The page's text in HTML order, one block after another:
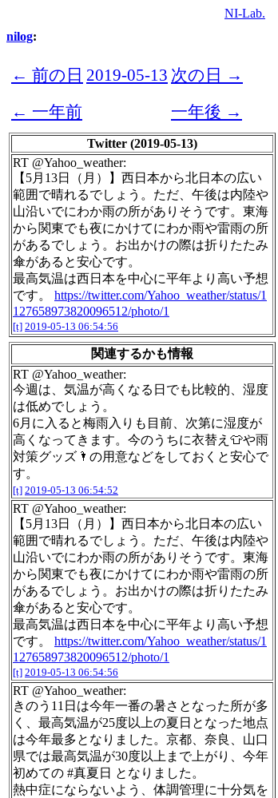
NI-Lab.
nilog:
← 前の日 2019-05-13 次の日 →
← 一年前
一年後 →
Twitter (2019-05-13)
RT @Yahoo_weather:
【5月13日（月）】西日本から北日本の広い
範囲で晴れるでしょう。ただ、午後は内陸や
山沿いでにわか雨の所がありそうです。東海
から関東でも夜にかけてにわか雨や雷雨の所
があるでしょう。お出かけの際は折りたたみ
傘があると安心です。
最高気温は西日本を中心に平年より高い予想
です。 https://twitter.com/Yahoo_weather/status/1
127658973820096512/photo/1
[t] 2019-05-13 06:54:56
関連するかも情報
RT @Yahoo_weather:
今週は、気温が高くなる日でも比較的、湿度
は低めでしょう。
6月に入ると梅雨入りも目前、次第に湿度が
高くなってきます。今のうちに衣替え👕や雨
対策グッズ🌂の用意などをしておくと安心で
す。
[t] 2019-05-13 06:54:52
RT @Yahoo_weather:
【5月13日（月）】西日本から北日本の広い
範囲で晴れるでしょう。ただ、午後は内陸や
山沿いでにわか雨の所がありそうです。東海
から関東でも夜にかけてにわか雨や雷雨の所
があるでしょう。お出かけの際は折りたたみ
傘があると安心です。
最高気温は西日本を中心に平年より高い予想
です。 https://twitter.com/Yahoo_weather/status/1
127658973820096512/photo/1
[t] 2019-05-13 06:54:56
RT @Yahoo_weather:
きのう11日は今年一番の暑さとなった所が多
く、最高気温が25度以上の夏日となった地点
は今年最多となりました。京都、奈良、山口
県では最高気温が30度以上まで上がり、今年
初めての #真夏日 となりました。
熱中症にならないよう、体調管理に十分気を